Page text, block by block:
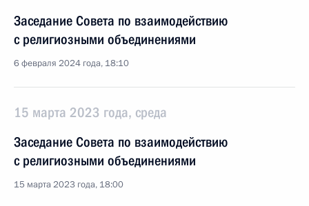
Заседание Совета по взаимодействию
с религиозными объединениями
6 февраля 2024 года, 18:10
15 марта 2023 года, среда
Заседание Совета по взаимодействию
с религиозными объединениями
15 марта 2023 года, 18:00